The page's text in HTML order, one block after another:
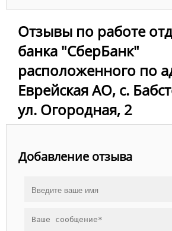
Отзывы по работе
банка "СберБанк"
расположенного по
Еврейская АО, с.
ул. Огородная, 2
Добавление отзыва